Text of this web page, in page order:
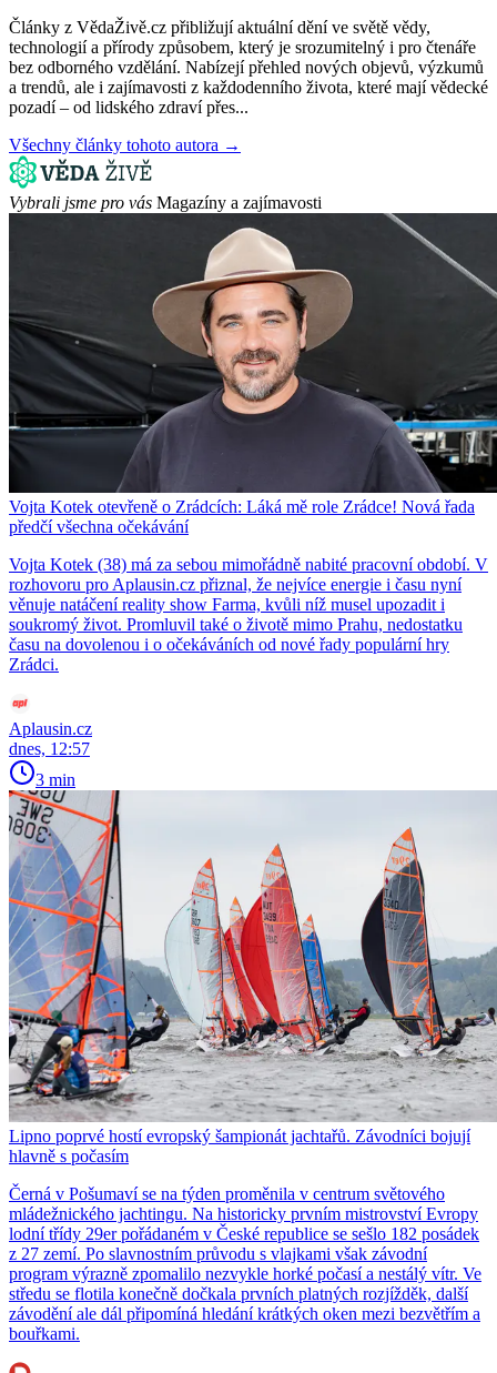
Články z VědaŽivě.cz přibližují aktuální dění ve světě vědy,
technologií a přírody způsobem, který je srozumitelný i pro čtenáře
bez odborného vzdělání. Nabízejí přehled nových objevů, výzkumů
a trendů, ale i zajímavosti z každodenního života, které mají vědecké
pozadí – od lidského zdraví přes...
Všechny články tohoto autora →
Vybrali jsme pro vás Magazíny a zajímavosti
Vojta Kotek otevřeně o Zrádcích: Láká mě role Zrádce! Nová řada
předčí všechna očekávání
Vojta Kotek (38) má za sebou mimořádně nabité pracovní období. V
rozhovoru pro Aplausin.cz přiznal, že nejvíce energie i času nyní
věnuje natáčení reality show Farma, kvůli níž musel upozadit i
soukromý život. Promluvil také o životě mimo Prahu, nedostatku
času na dovolenou i o očekáváních od nové řady populární hry
Zrádci.
Aplausin.cz
dnes, 12:57
3 min
Lipno poprvé hostí evropský šampionát jachtařů. Závodníci bojují
hlavně s počasím
Černá v Pošumaví se na týden proměnila v centrum světového
mládežnického jachtingu. Na historicky prvním mistrovství Evropy
lodní třídy 29er pořádaném v České republice se sešlo 182 posádek
z 27 zemí. Po slavnostním průvodu s vlajkami však závodní
program výrazně zpomalilo nezvykle horké počasí a nestálý vítr. Ve
středu se flotila konečně dočkala prvních platných rozjížděk, další
závodění ale dál připomíná hledání krátkých oken mezi bezvětřím a
bouřkami.